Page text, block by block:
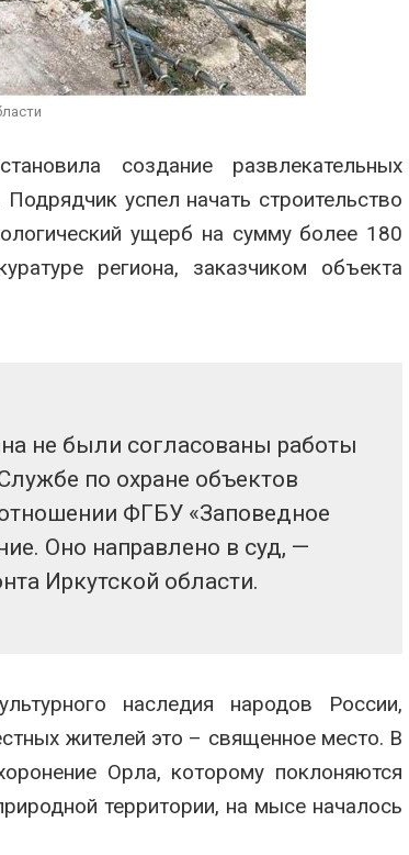
создание развлекательных
успел начать строительство
ущерб на сумму более 180
региона, заказчиком объекта
не были согласованы работы
по охране объектов
ФГБУ «Заповедное
Оно направлено в суд, —
Иркутской области.
наследия народов России,
жителей это – священное место. В
Орла, которому поклоняются
территории, на мысе началось
для
11-
перевод частных домов
на газ
Авг 5, 2026
В Японии высаживают прибрежные